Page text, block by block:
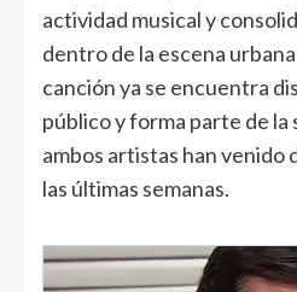
actividad musical y
dentro de la escena
canción ya se encuentra
público y forma parte de
ambos artistas han
las últimas semanas.